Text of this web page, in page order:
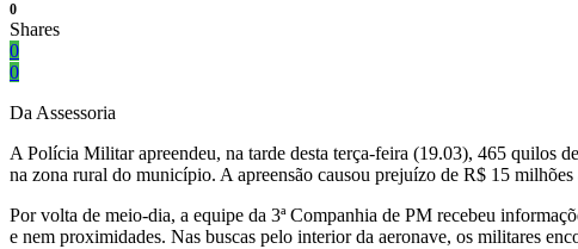
0
Shares
0
0
Da Assessoria
A Polícia Militar apreendeu, na tarde desta terça-feira (19.03), 465 quilos
na zona rural do município. A apreensão causou prejuízo de R$ 15
Por volta de meio-dia, a equipe da 3ª Companhia de PM recebeu
e nem proximidades. Nas buscas pelo interior da aeronave, os militares